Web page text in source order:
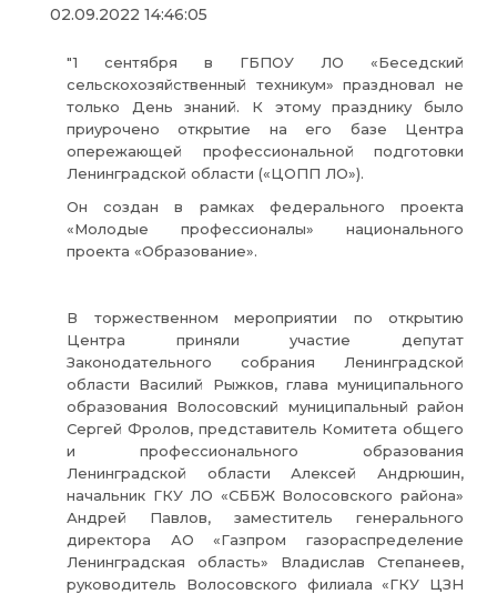
02.09.2022 14:46:05
"1 сентября в ГБПОУ ЛО «Беседский
сельскохозяйственный техникум» праздновал не
только День знаний. К этому празднику было
приурочено открытие на его базе Центра
опережающей профессиональной подготовки
Ленинградской области («ЦОПП ЛО»).
Он создан в рамках федерального проекта
«Молодые профессионалы» национального
проекта «Образование».
В торжественном мероприятии по открытию
Центра приняли участие депутат
Законодательного собрания Ленинградской
области Василий Рыжков, глава муниципального
образования Волосовский муниципальный район
Сергей Фролов, представитель Комитета общего
и профессионального образования
Ленинградской области Алексей Андрюшин,
начальник ГКУ ЛО «СББЖ Волосовского района»
Андрей Павлов, заместитель генерального
директора АО «Газпром газораспределение
Ленинградская область» Владислав Степанеев,
руководитель Волосовского филиала «ГКУ ЦЗН